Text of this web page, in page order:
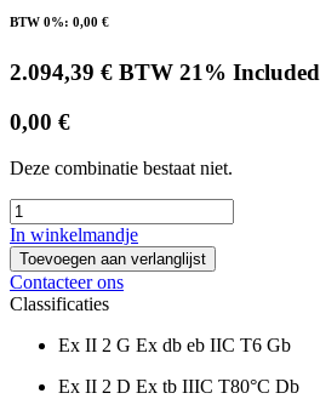
BTW 0%: 0,00 €
2.094,39 € BTW 21% Included
0,00 €
Deze combinatie bestaat niet.
In winkelmandje
Toevoegen aan verlanglijst
Contacteer ons
Classificaties
Ex II 2 G Ex db eb IIC T6 Gb
Ex II 2 D Ex tb IIIC T80°C Db